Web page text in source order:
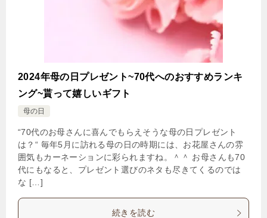
2024年母の日プレゼント~70代へのおすすめランキ
ング~貰って嬉しいギフト
母の日
“70代のお母さんに喜んでもらえそうな母の日プレゼント
は？“ 毎年5月に訪れる母の日の時期には、お花屋さんの雰
囲気もカーネーションに彩られますね。＾＾ お母さんも70
代にもなると、プレゼント選びのネタも尽きてくるのでは
な […]
続きを読む